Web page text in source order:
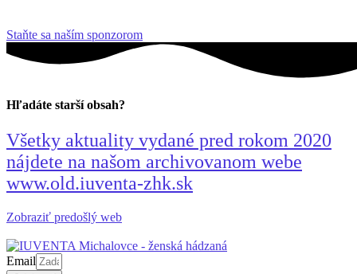
Staňte sa naším sponzorom
Hľadáte starší obsah?
Všetky aktuality vydané pred rokom 2020
nájdete na našom archivovanom webe
www.old.iuventa-zhk.sk
Zobraziť predošlý web
Email